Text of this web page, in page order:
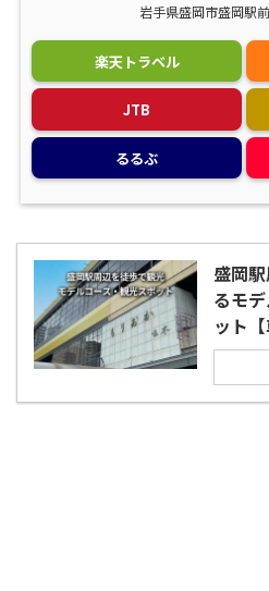
岩手県盛岡市盛岡駅
楽天トラベル
JTB
るるぶ
盛岡
るモ
ット